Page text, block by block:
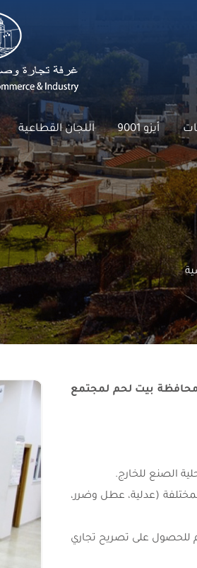
أيزو 9001 اللجان القطاعية
محافظة بيت لحم لمجتمع
(عدلية، عطل وضرر،
على تصريح تجاري